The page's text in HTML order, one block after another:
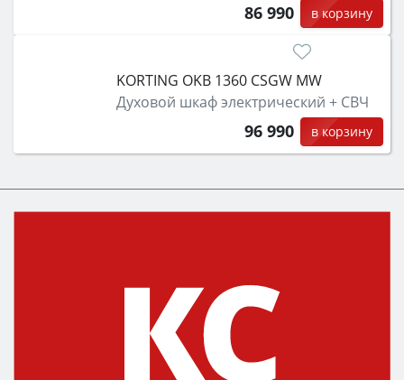
86 990 в корзину
KORTING OKB 1360 CSGW MW
Духовой шкаф электрический + СВЧ
96 990 в корзину